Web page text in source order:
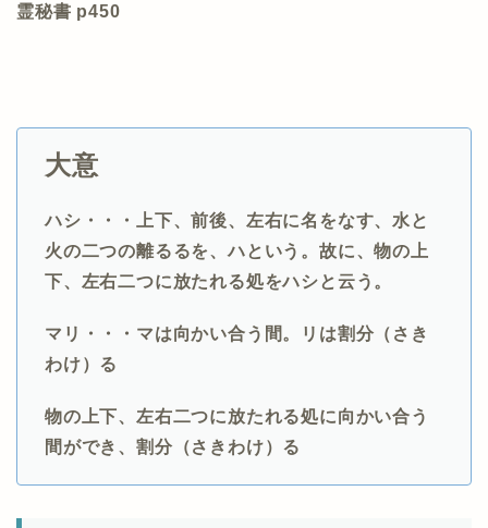
霊秘書 p450
大意
ハシ・・・上下、前後、左右に名をなす、水と
火の二つの離るるを、ハという。故に、物の上
下、左右二つに放たれる処をハシと云う。
マリ・・・マは向かい合う間。リは割分（さき
わけ）る
物の上下、左右二つに放たれる処に向かい合う
間ができ、割分（さきわけ）る